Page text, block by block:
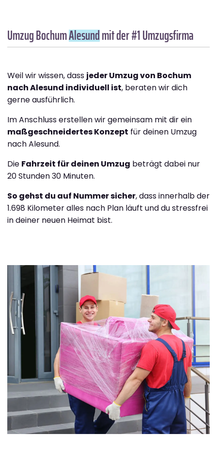
Umzug BochumAlesundmit der #1 Umzugsfirma
Weil wir wissen, dass jeder Umzug von Bochum
nach Alesund individuell ist, beraten wir dich
gerne ausführlich.
Im Anschluss erstellen wir gemeinsam mit dir ein
maßgeschneidertes Konzept für deinen Umzug
nach Alesund.
Die Fahrzeit für deinen Umzug beträgt dabei nur
20 Stunden 30 Minuten.
So gehst du auf Nummer sicher, dass innerhalb der
1.698 Kilometer alles nach Plan läuft und du stressfrei
in deiner neuen Heimat bist.